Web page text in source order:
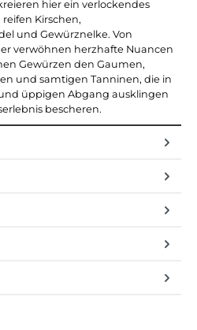
hier ein verlockendes
Kirschen,
und Gewürznelke. Von
verwöhnen herzhafte Nuancen
Gewürzen den Gaumen,
und samtigen Tanninen, die in
üppigen Abgang ausklingen
bescheren.